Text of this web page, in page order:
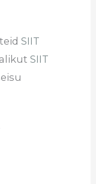
SIIT
SIIT